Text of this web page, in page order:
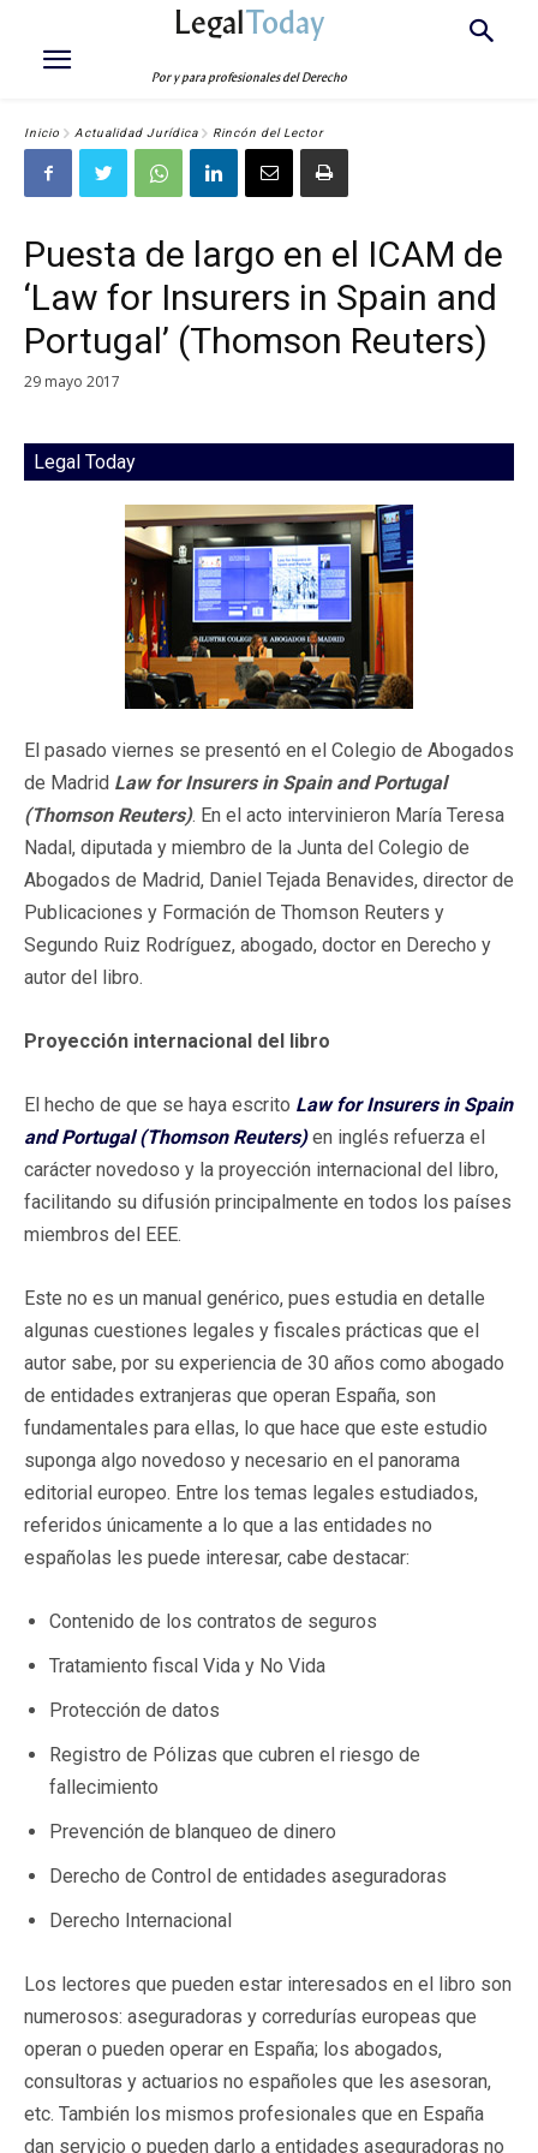
LegalToday
Por y para profesionales del Derecho
Inicio Actualidad Jurídica Rincón del Lector
Puesta de largo en el ICAM de
‘Law for Insurers in Spain and
Portugal’ (Thomson Reuters)
29 mayo 2017
Legal Today
El pasado viernes se presentó en el Colegio de Abogados
de Madrid Law for Insurers in Spain and Portugal
(Thomson Reuters). En el acto intervinieron María Teresa
Nadal, diputada y miembro de la Junta del Colegio de
Abogados de Madrid, Daniel Tejada Benavides, director de
Publicaciones y Formación de Thomson Reuters y
Segundo Ruiz Rodríguez, abogado, doctor en Derecho y
autor del libro.
Proyección internacional del libro
El hecho de que se haya escrito Law for Insurers in Spain
and Portugal (Thomson Reuters) en inglés refuerza el
carácter novedoso y la proyección internacional del libro,
facilitando su difusión principalmente en todos los países
miembros del EEE.
Este no es un manual genérico, pues estudia en detalle
algunas cuestiones legales y fiscales prácticas que el
autor sabe, por su experiencia de 30 años como abogado
de entidades extranjeras que operan España, son
fundamentales para ellas, lo que hace que este estudio
suponga algo novedoso y necesario en el panorama
editorial europeo. Entre los temas legales estudiados,
referidos únicamente a lo que a las entidades no
españolas les puede interesar, cabe destacar:
Contenido de los contratos de seguros
Tratamiento fiscal Vida y No Vida
Protección de datos
Registro de Pólizas que cubren el riesgo de
fallecimiento
Prevención de blanqueo de dinero
Derecho de Control de entidades aseguradoras
Derecho Internacional
Los lectores que pueden estar interesados en el libro son
numerosos: aseguradoras y corredurías europeas que
operan o pueden operar en España; los abogados,
consultoras y actuarios no españoles que les asesoran,
etc. También los mismos profesionales que en España
dan servicio o pueden darlo a entidades aseguradoras no